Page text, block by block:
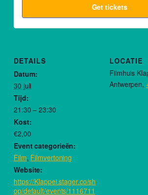
DETAILS
Datum:
30 juli
Tijd:
21:30 – 23:30
Kost:
€2,00
Event categorieën:
Film, Filmvertoning
Website:
https://Klappei.stager.co/sh
op/default/events/1116711
LOCATIE
Filmhuis
Antwerpen,
Get tickets